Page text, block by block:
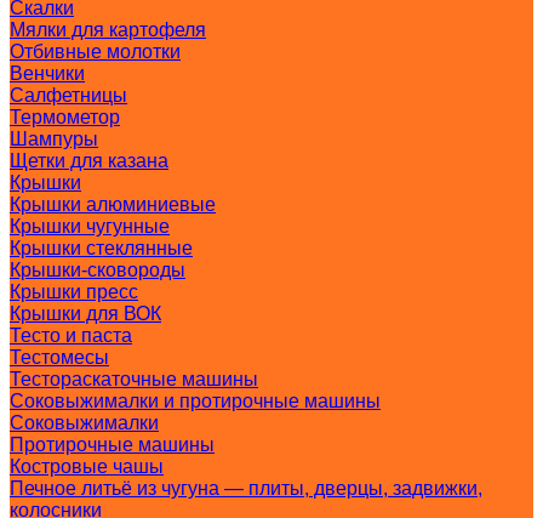
Скалки
Мялки для картофеля
Отбивные молотки
Венчики
Салфетницы
Термометор
Шампуры
Щетки для казана
Крышки
Крышки алюминиевые
Крышки чугунные
Крышки стеклянные
Крышки-сковороды
Крышки пресс
Крышки для ВОК
Тесто и паста
Тестомесы
Тестораскаточные машины
Соковыжималки и протирочные машины
Соковыжималки
Протирочные машины
Костровые чашы
Печное литьё из чугуна — плиты, дверцы, задвижки,
колосники